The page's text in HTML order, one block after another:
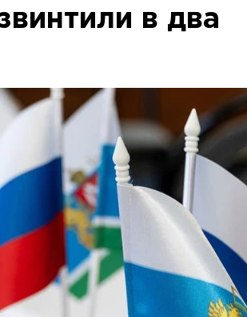
в два